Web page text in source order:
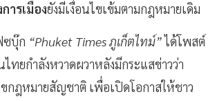
ารเมืองยังมีเงื่อนไขเข้มตามกฎหมายเดิม
ซบุ๊ก “Phuket Times ภูเก็ตไทม์”ได้โพสต์
ทยกำลังหวาดผวาหลังมีกระแสข่าวว่า
กฎหมายสัญชาติ เพื่อเปิดโอกาสให้ชาว